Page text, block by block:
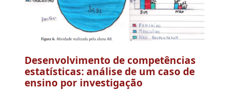
Desenvolvimento de competências
estatísticas: análise de um caso de
ensino por investigação